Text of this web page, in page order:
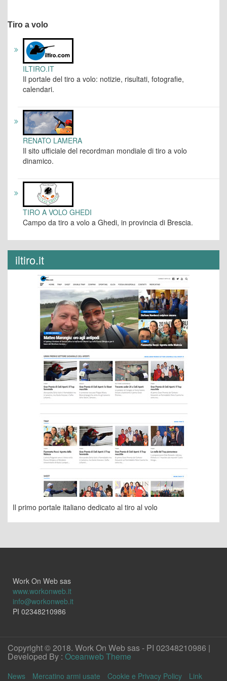
Tiro a volo
ILTIRO.IT
Il portale del tiro a volo: notizie, risultati, fotografie,
calendari.
RENATO LAMERA
Il sito ufficiale del recordman mondiale di tiro a volo
dinamico.
TIRO A VOLO GHEDI
Campo da tiro a volo a Ghedi, in provincia di Brescia.
iltiro.it
Il primo portale italiano dedicato al tiro al volo
Work On Web sas
www.workonweb.it
info@workonweb.it
PI 02348210986
Copyright © 2018. Work On Web sas - PI 02348210986 |
Developed By : Oceanweb Theme
News Mercatino armi usate Cookie e Privacy Policy Link